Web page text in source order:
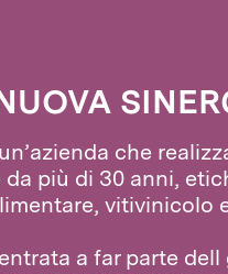
che
da più di 30 anni,
vitivinicolo
a far parte dell